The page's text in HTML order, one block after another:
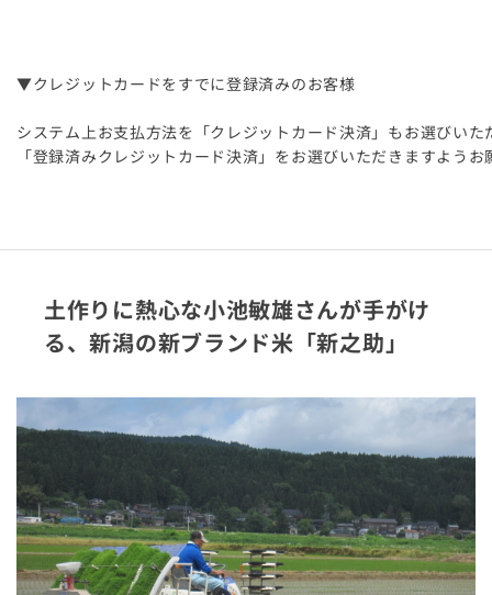
▼クレジットカードをすでに登録済みのお客様
システム上お支払方法を「クレジットカード決済」もお選びいた
「登録済みクレジットカード決済」をお選びいただきますよう
土作りに熱心な小池敏雄さんが手がけ
る、新潟の新ブランド米「新之助」